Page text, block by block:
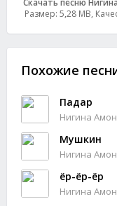
Скачать песню
Размер: 5,28 MB,
Похожие
Падар
Нигина
Мушкин
Нигина
ёр-ёр-ёр
Нигина